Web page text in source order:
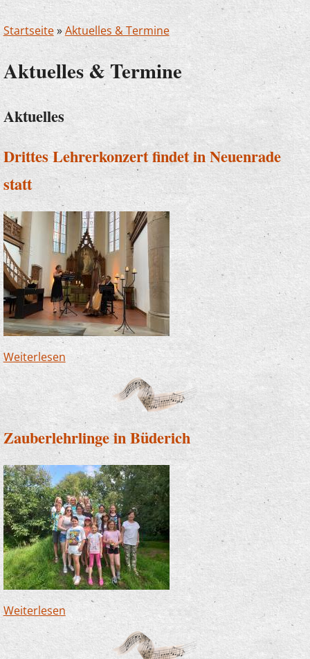
Startseite»Aktuelles & Termine
Aktuelles & Termine
Aktuelles
Drittes Lehrerkonzert findet in Neuenrade
statt
Weiterlesen über Drittes Lehrerkonzert findet in
Neuenrade statt
Zauberlehrlinge in Büderich
Weiterlesenüber Zauberlehrlinge in Büderich